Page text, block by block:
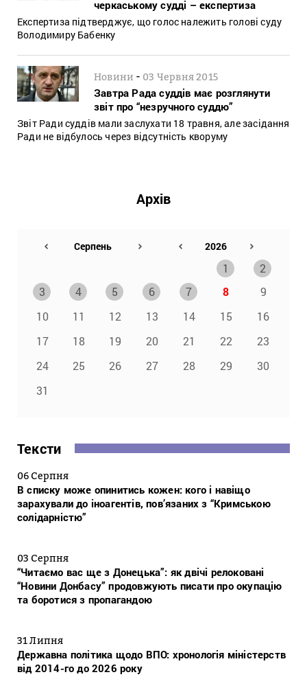
черкаському судді – експертиза
Експертиза підтверджує, що голос належить голові суду
Володимиру Бабенку
Новини - 03 Червня 2015
Завтра Рада суддів має розглянути
звіт про “незручного суддю”
Звіт Ради суддів мали заслухати 18 травня, але засідання
Ради не відбулось через відсутність кворуму
Архів
1
2
3
4 5 6 7 8
9
10
11 12 13 14 15
16
17
18 19 20 21 22
23
24
25 26 27 28 29
30
31
Тексти
06 Серпня
В списку може опинитись кожен: кого і навіщо
зарахували до іноагентів, пов’язаних з “Кримською
солідарністю”
03 Серпня
“Читаємо вас ще з Донецька”: як двічі релоковані
“Новини Донбасу” продовжують писати про окупацію
та боротися з пропагандою
31 Липня
Державна політика щодо ВПО: хронологія міністерств
від 2014-го до 2026 року